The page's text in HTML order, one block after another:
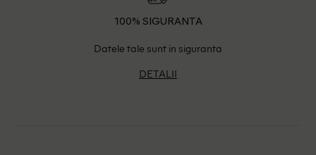
100% SIGURANTA
Datele tale sunt in siguranta
DETALII